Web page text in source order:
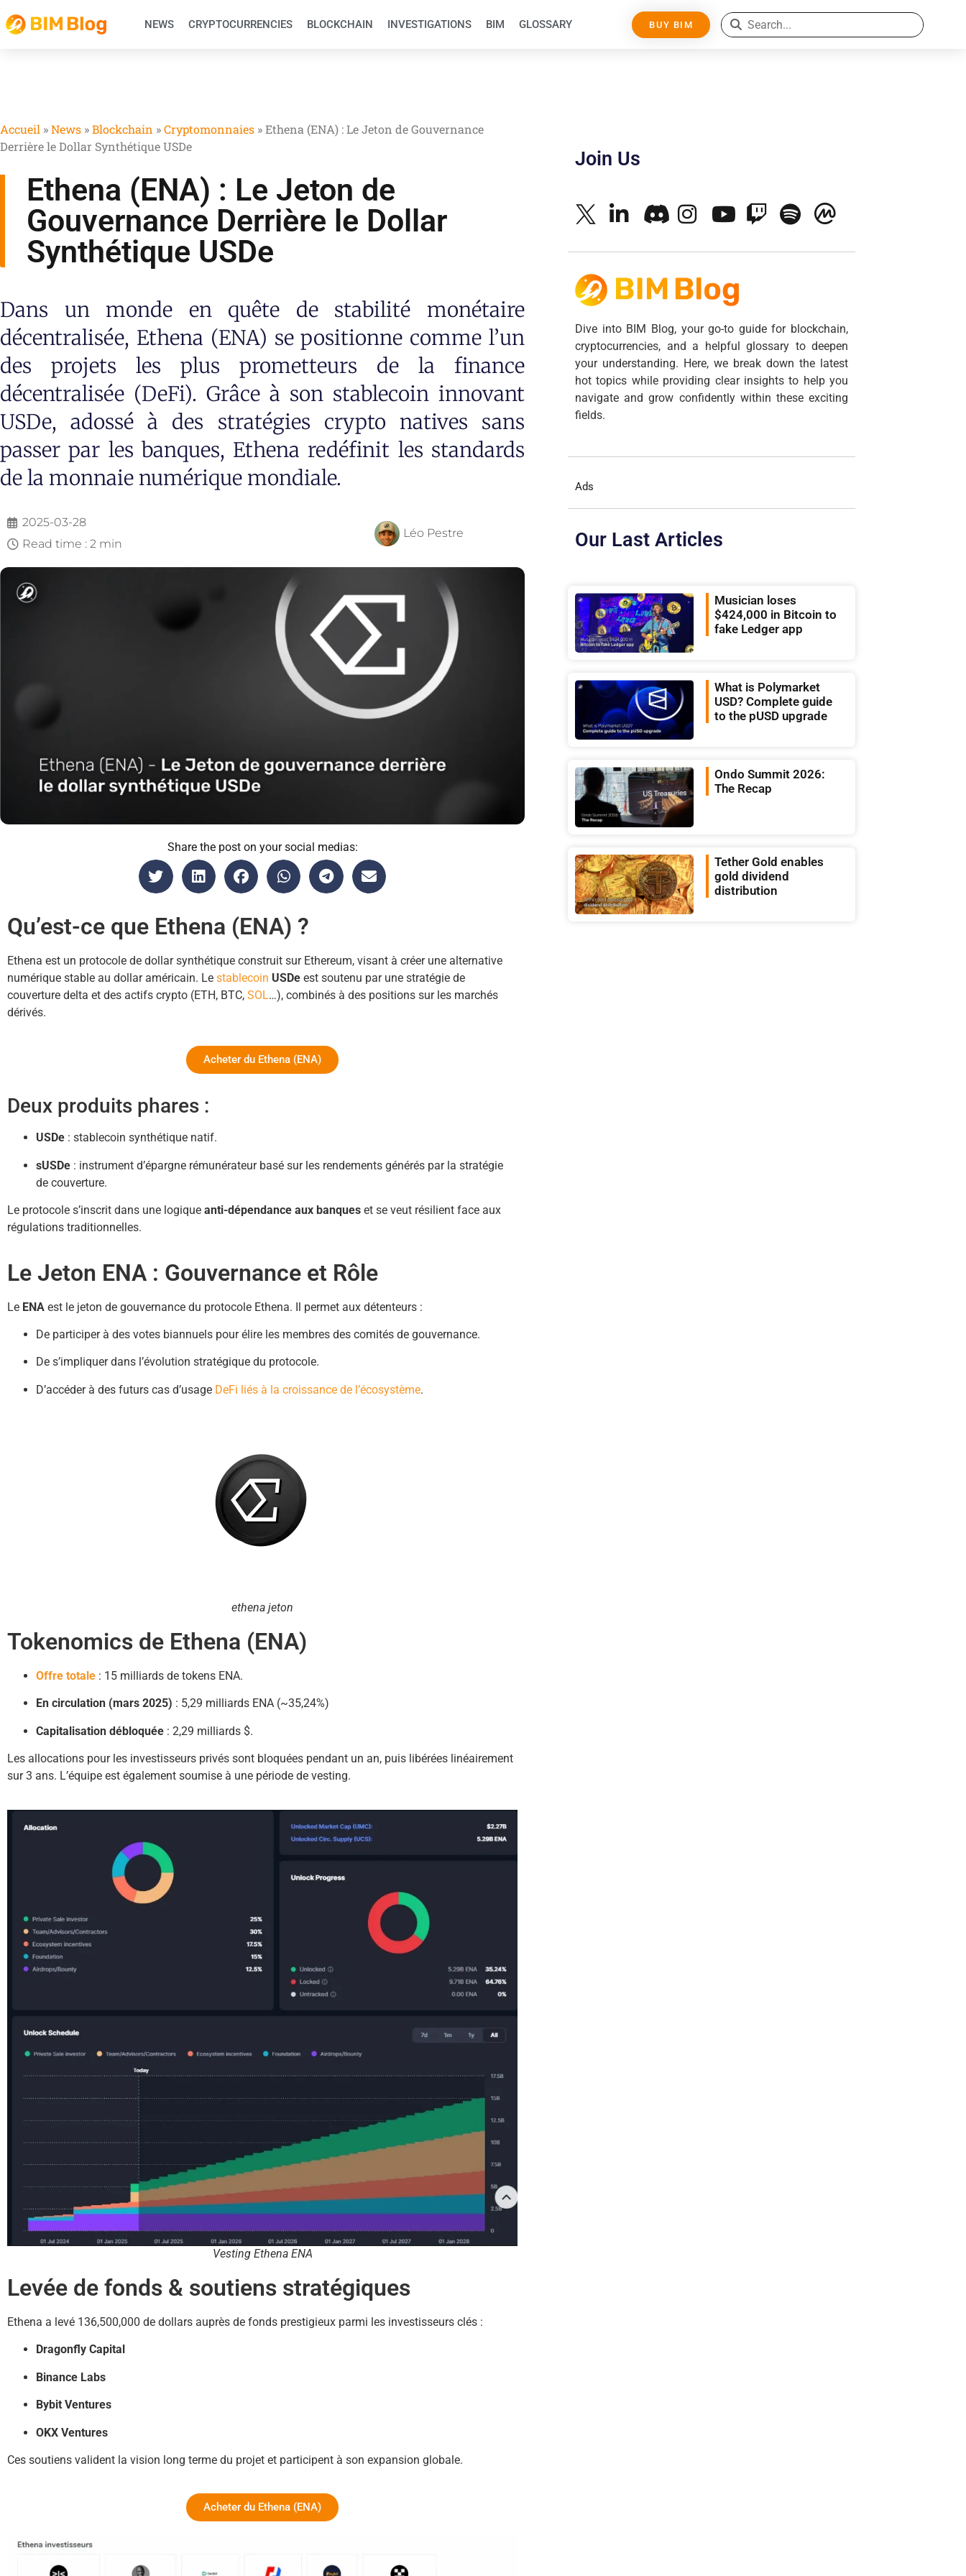
NEWS CRYPTOCURRENCIES BLOCKCHAIN INVESTIGATIONS BIM GLOSSARY BUY BIM
Accueil »News »Blockchain »Cryptomonnaies »Ethena (ENA) : Le Jeton de Gouvernance
Derrière le Dollar Synthétique USDe
Ethena (ENA) : Le Jeton de
Gouvernance Derrière le Dollar
Synthétique USDe
Dans un monde en quête de stabilité monétaire
décentralisée, Ethena (ENA) se positionne comme l’un
des projets les plus prometteurs de la finance
décentralisée (DeFi). Grâce à son stablecoin innovant
USDe, adossé à des stratégies crypto natives sans
passer par les banques, Ethena redéfinit les standards
de la monnaie numérique mondiale.
2025-03-28
Read time : 2 min
Léo Pestre
Share the post on your social medias:
Qu’est-ce que Ethena (ENA) ?
Ethena est un protocole de dollar synthétique construit sur Ethereum, visant à créer une alternative
numérique stable au dollar américain. Le stablecoin USDe est soutenu par une stratégie de
couverture delta et des actifs crypto (ETH, BTC, SOL…), combinés à des positions sur les marchés
dérivés.
Acheter du Ethena (ENA)
Deux produits phares :
USDe : stablecoin synthétique natif.
sUSDe : instrument d’épargne rémunérateur basé sur les rendements générés par la stratégie
de couverture.
Le protocole s’inscrit dans une logique anti-dépendance aux banques et se veut résilient face aux
régulations traditionnelles.
Le Jeton ENA : Gouvernance et Rôle
Le ENA est le jeton de gouvernance du protocole Ethena. Il permet aux détenteurs :
De participer à des votes biannuels pour élire les membres des comités de gouvernance.
De s’impliquer dans l’évolution stratégique du protocole.
D’accéder à des futurs cas d’usage DeFi liés à la croissance de l’écosystème.
ethena jeton
Tokenomics de Ethena (ENA)
Offre totale : 15 milliards de tokens ENA.
En circulation (mars 2025) : 5,29 milliards ENA (~35,24%)
Capitalisation débloquée : 2,29 milliards $.
Les allocations pour les investisseurs privés sont bloquées pendant un an, puis libérées linéairement
sur 3 ans. L’équipe est également soumise à une période de vesting.
Vesting Ethena ENA
Levée de fonds & soutiens stratégiques
Ethena a levé 136,500,000 de dollars auprès de fonds prestigieux parmi les investisseurs clés :
Dragonfly Capital
Binance Labs
Bybit Ventures
OKX Ventures
Ces soutiens valident la vision long terme du projet et participent à son expansion globale.
Acheter du Ethena (ENA)
Join Us
Dive into BIM Blog, your go-to guide for blockchain,
cryptocurrencies, and a helpful glossary to deepen
your understanding. Here, we break down the latest
hot topics while providing clear insights to help you
navigate and grow confidently within these exciting
fields.
Ads
Our Last Articles
Musician loses
$424,000 in Bitcoin to
fake Ledger app
What is Polymarket
USD? Complete guide
to the pUSD upgrade
Ondo Summit 2026:
The Recap
Tether Gold enables
gold dividend
distribution